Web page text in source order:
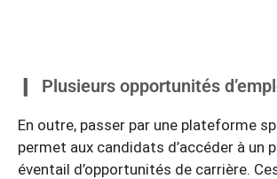
Plusieurs opportunités
En outre, passer par une plateforme
permet aux candidats d’accéder à un
éventail d’opportunités de carrière.